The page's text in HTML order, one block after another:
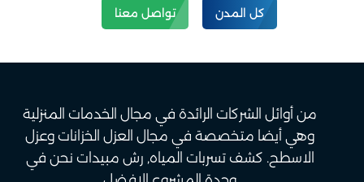
كل المدن تواصل معنا
من أوائل الشركات الرائدة في مجال الخدمات المنزلية
وهي أيضا متخصصة في مجال العزل الخزانات وعزل
الاسطح. كشف تسربات المياه, رش مبيدات نحن في